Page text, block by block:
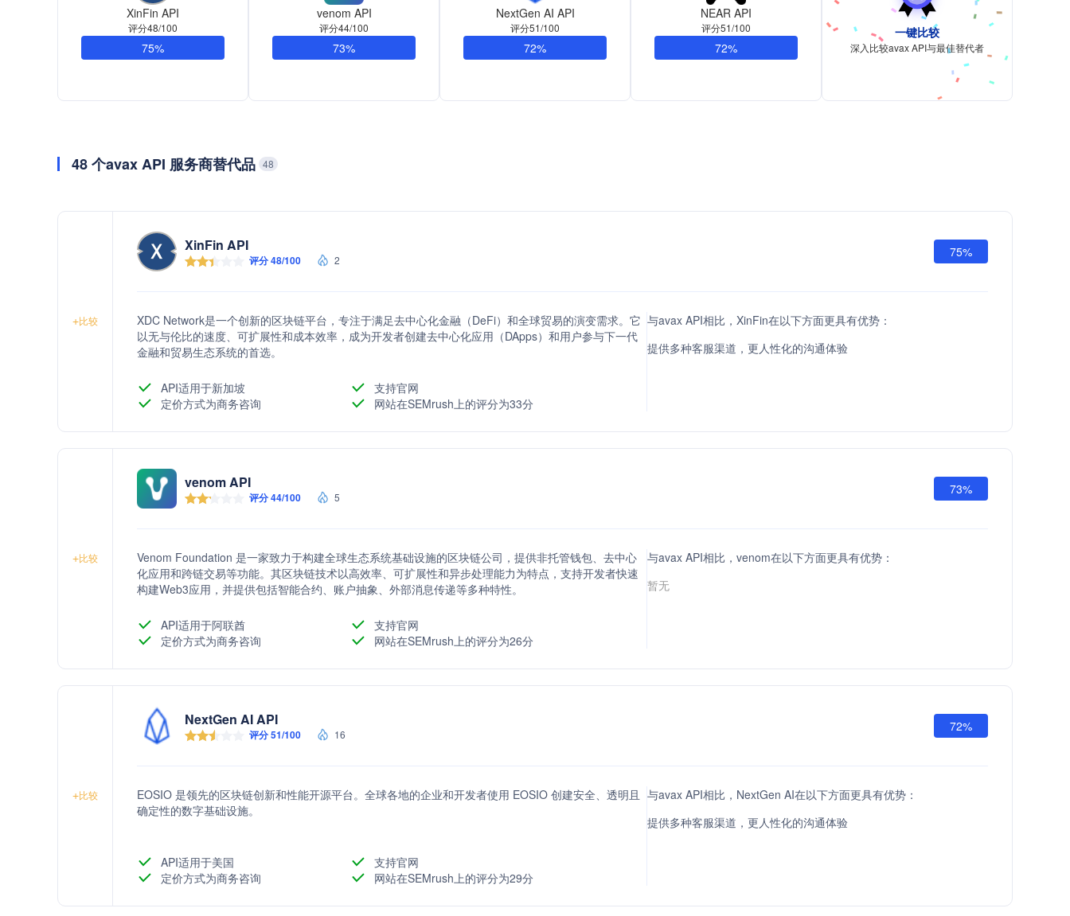
XinFin API
评分48/100
75%
venom API
评分44/100
73%
NextGen AI API
评分51/100
72%
NEAR API
评分51/100
72%
一键比较
深入比较avax API与最佳替代者
48 个avax API 服务商替代品 48
+比较
XinFin API
评分 48/100 2
75%
XDC Network是一个创新的区块链平台，专注于满足去中心化金融（DeFi）和全球贸易的演变需求。它
以无与伦比的速度、可扩展性和成本效率，成为开发者创建去中心化应用（DApps）和用户参与下一代
金融和贸易生态系统的首选。
API适用于新加坡
支持官网
定价方式为商务咨询
网站在SEMrush上的评分为33分
与avax API相比，XinFin在以下方面更具有优势：
提供多种客服渠道，更人性化的沟通体验
+比较
venom API
评分 44/100 5
73%
Venom Foundation 是一家致力于构建全球生态系统基础设施的区块链公司，提供非托管钱包、去中心
化应用和跨链交易等功能。其区块链技术以高效率、可扩展性和异步处理能力为特点，支持开发者快速
构建Web3应用，并提供包括智能合约、账户抽象、外部消息传递等多种特性。
API适用于阿联酋
支持官网
定价方式为商务咨询
网站在SEMrush上的评分为26分
与avax API相比，venom在以下方面更具有优势：
暂无
+比较
NextGen AI API
评分 51/100 16
72%
EOSIO 是领先的区块链创新和性能开源平台。全球各地的企业和开发者使用 EOSIO 创建安全、透明且
确定性的数字基础设施。
API适用于美国
支持官网
定价方式为商务咨询
网站在SEMrush上的评分为29分
与avax API相比，NextGen AI在以下方面更具有优势：
提供多种客服渠道，更人性化的沟通体验